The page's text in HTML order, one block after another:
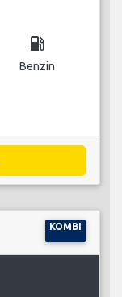
local_gas_station
Benzin
KOMBI